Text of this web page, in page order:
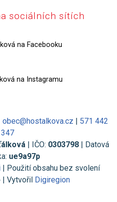
sociálních sítích
na Facebooku
na Instagramu
obec@hostalkova.cz | 571 442
347
| IČO: 0303798| Datová
ue9a97p
| Použití obsahu bez svolení
| Vytvořil Digiregion